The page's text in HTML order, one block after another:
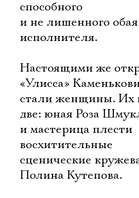
способного
и не лишенного
исполнителя.
Настоящими же
«Улисса»
стали женщины. Их
две: юная Роза
и мастерица плести
восхитительные
сценические
Полина Кутепова.